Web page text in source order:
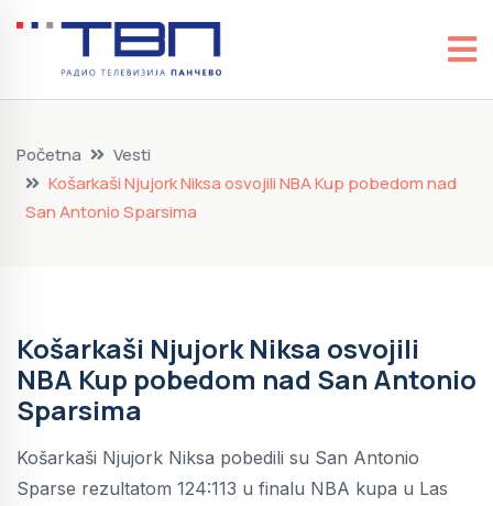
Početna
Vesti
Košarkaši Njujork Niksa osvojili NBA Kup pobedom nad
San Antonio Sparsima
Košarkaši Njujork Niksa osvojili
NBA Kup pobedom nad San Antonio
Sparsima
Košarkaši Njujork Niksa pobedili su San Antonio
Sparse rezultatom 124:113 u finalu NBA kupa u Las